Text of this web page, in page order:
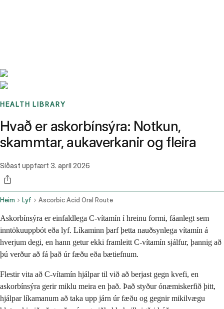
HEALTH LIBRARY
Hvað er askorbínsýra: Notkun,
skammtar, aukaverkanir og fleira
Síðast uppfært 3. apríl 2026
Heim Lyf Ascorbic Acid Oral Route
Askorbínsýra er einfaldlega C-vítamín í hreinu formi, fáanlegt sem
inntökuuppbót eða lyf. Líkaminn þarf þetta nauðsynlega vítamín á
hverjum degi, en hann getur ekki framleitt C-vítamín sjálfur, þannig að
þú verður að fá það úr fæðu eða bætiefnum.
Flestir vita að C-vítamín hjálpar til við að berjast gegn kvefi, en
askorbínsýra gerir miklu meira en það. Það styður ónæmiskerfið þitt,
hjálpar líkamanum að taka upp járn úr fæðu og gegnir mikilvægu